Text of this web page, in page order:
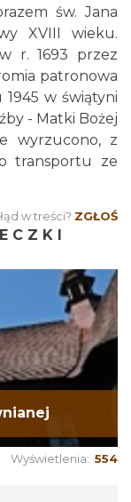
św. Jana
XVIII wieku.
r. 1693 przez
patronowa
w świątyni
- Matki Bożej
wyrzucono, z
transportu ze
w treści? ZGŁOŚ
Wyświetlenia: 554